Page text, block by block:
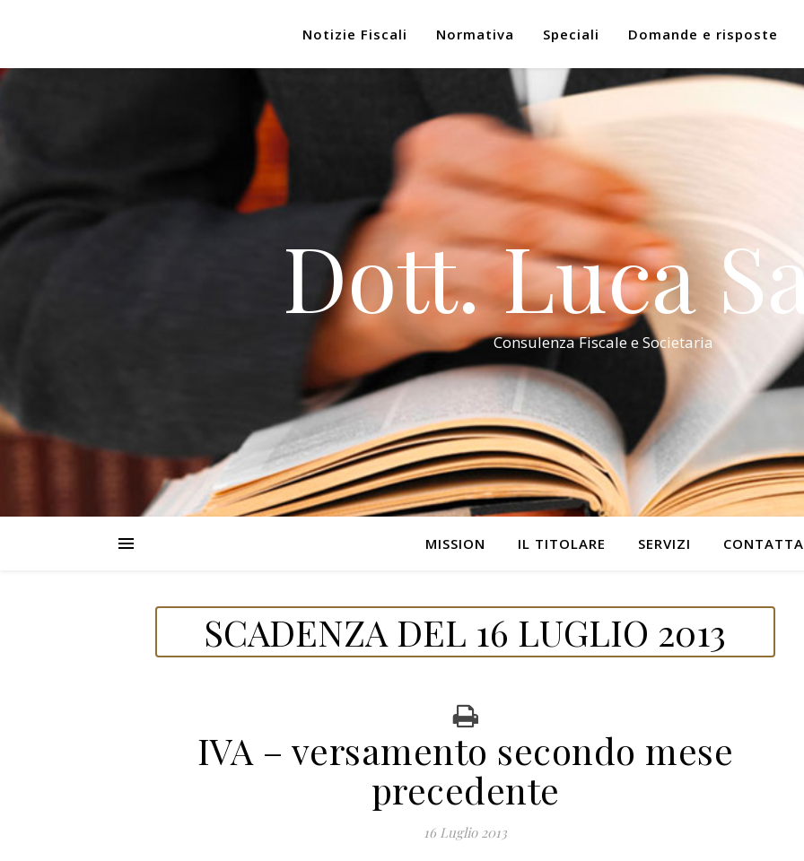
Notizie Fiscali Normativa Speciali Domande e risposte
Dott. Luca
Consulenza Fiscale e Societaria
MISSION IL TITOLARE SERVIZI
SCADENZA DEL 16 LUGLIO 2013
IVA – versamento secondo mese
precedente
16 Luglio 2013